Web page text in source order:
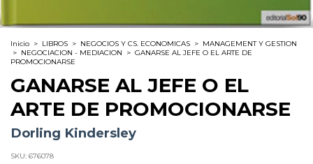
Inicio > LIBROS > NEGOCIOS Y CS. ECONOMICAS > MANAGEMENT Y GESTION
> NEGOCIACION - MEDIACION > GANARSE AL JEFE O EL ARTE DE
PROMOCIONARSE
GANARSE AL JEFE O EL
ARTE DE PROMOCIONARSE
Dorling Kindersley
SKU: 676078